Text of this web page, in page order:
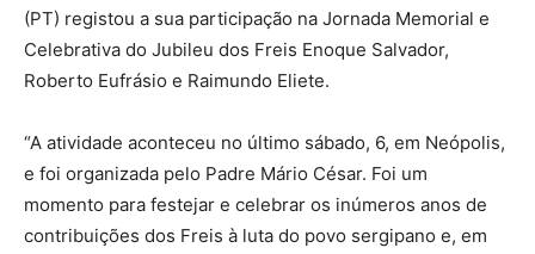
(PT) registou a sua participação na Jornada Memorial e
Celebrativa do Jubileu dos Freis Enoque Salvador,
Roberto Eufrásio e Raimundo Eliete.
“A atividade aconteceu no último sábado, 6, em Neópolis,
e foi organizada pelo Padre Mário César. Foi um
momento para festejar e celebrar os inúmeros anos de
contribuições dos Freis à luta do povo sergipano e, em